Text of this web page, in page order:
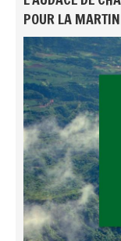
POUR LA